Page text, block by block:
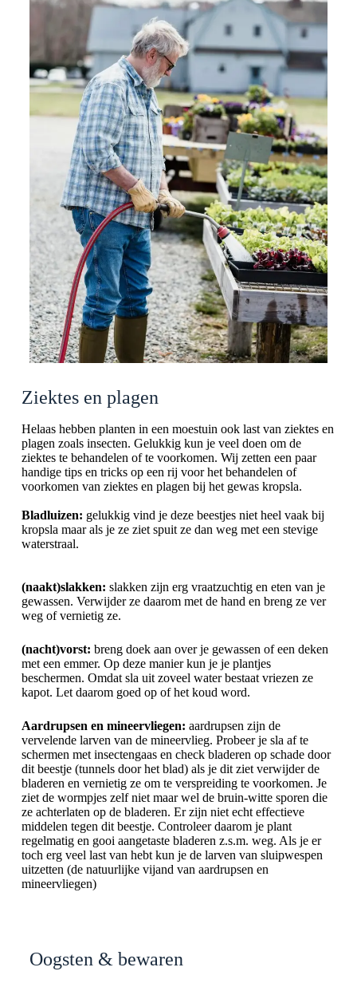
Ziektes en plagen
Helaas hebben planten in een moestuin ook last van ziektes en
plagen zoals insecten. Gelukkig kun je veel doen om de
ziektes te behandelen of te voorkomen. Wij zetten een paar
handige tips en tricks op een rij voor het behandelen of
voorkomen van ziektes en plagen bij het gewas kropsla.
Bladluizen: gelukkig vind je deze beestjes niet heel vaak bij
kropsla maar als je ze ziet spuit ze dan weg met een stevige
waterstraal.
(naakt)slakken: slakken zijn erg vraatzuchtig en eten van je
gewassen. Verwijder ze daarom met de hand en breng ze ver
weg of vernietig ze.
(nacht)vorst: breng doek aan over je gewassen of een deken
met een emmer. Op deze manier kun je je plantjes
beschermen. Omdat sla uit zoveel water bestaat vriezen ze
kapot. Let daarom goed op of het koud word.
Aardrupsen en mineervliegen: aardrupsen zijn de
vervelende larven van de mineervlieg. Probeer je sla af te
schermen met insectengaas en check bladeren op schade door
dit beestje (tunnels door het blad) als je dit ziet verwijder de
bladeren en vernietig ze om te verspreiding te voorkomen. Je
ziet de wormpjes zelf niet maar wel de bruin-witte sporen die
ze achterlaten op de bladeren. Er zijn niet echt effectieve
middelen tegen dit beestje. Controleer daarom je plant
regelmatig en gooi aangetaste bladeren z.s.m. weg. Als je er
toch erg veel last van hebt kun je de larven van sluipwespen
uitzetten (de natuurlijke vijand van aardrupsen en
mineervliegen)
Oogsten & bewaren